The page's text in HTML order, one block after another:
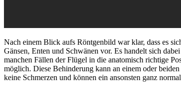
Nach einem Blick aufs Röntgenbild war klar, dass es
Gänsen, Enten und Schwänen vor. Es handelt sich
manchen Fällen der Flügel in die anatomisch richtige
möglich. Diese Behinderung kann an einem oder
keine Schmerzen und können ein ansonsten ganz